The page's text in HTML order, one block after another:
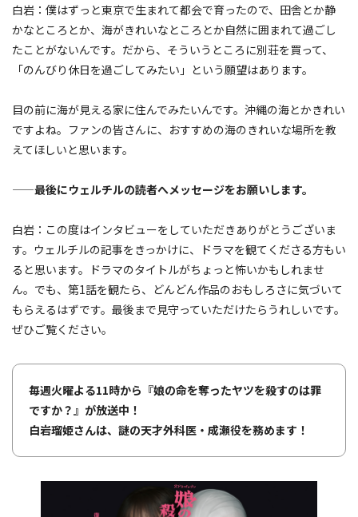
白岩：僕はずっと東京で生まれて都会で育ったので、田舎とか静
かなところとか、海がきれいなところとか自然に囲まれて過ごし
たことがないんです。だから、そういうところに別荘を買って、
「のんびり休日を過ごしてみたい」という願望はあります。
目の前に海が見える家に住んでみたいんです。沖縄の海とかきれい
ですよね。ファンの皆さんに、おすすめの海のきれいな場所を教
えてほしいと思います。
——最後にウェルチルの読者へメッセージをお願いします。
白岩：この度はインタビューをしていただきありがとうございま
す。ウェルチルの記事をきっかけに、ドラマを観てくださる方もい
ると思います。ドラマのタイトルがちょっと怖いかもしれませ
ん。でも、第1話を観たら、どんどん作品のおもしろさに気づいて
もらえるはずです。最後まで見守っていただけたらうれしいです。
ぜひご覧ください。
毎週火曜よる11時から『娘の命を奪ったヤツを殺すのは罪
ですか？』が放送中！
白岩瑠姫さんは、謎の天才外科医・成瀬役を務めます！